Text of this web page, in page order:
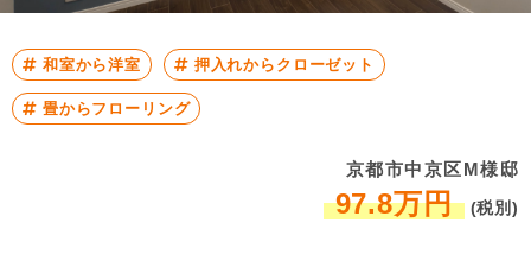
和室から洋室 押入れからクローゼット
畳からフローリング
京都市中京区M様邸
97.8万円 (税別)